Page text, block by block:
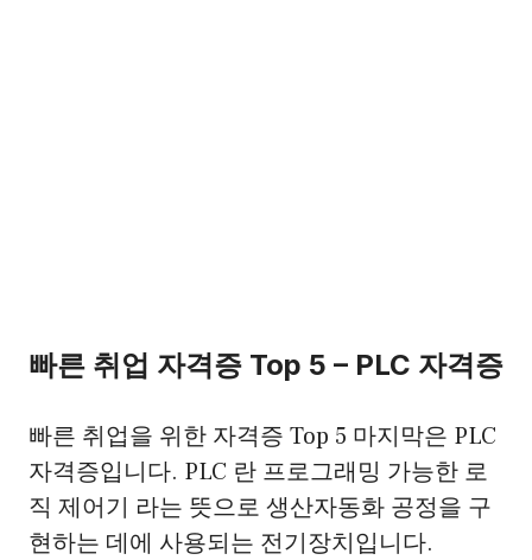
빠른 취업 자격증 Top 5 – PLC 자격증
빠른 취업을 위한 자격증 Top 5 마지막은 PLC
자격증입니다. PLC 란 프로그래밍 가능한 로
직 제어기 라는 뜻으로 생산자동화 공정을 구
현하는 데에 사용되는 전기장치입니다.